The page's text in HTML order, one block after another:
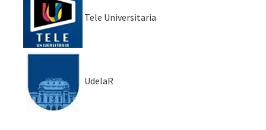
Tele Universitaria
UdelaR